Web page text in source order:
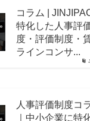
コラム |
特化した人事評
度・評価制度・
ラインコンサ...
人事評価制度コ
｜中小企業に特